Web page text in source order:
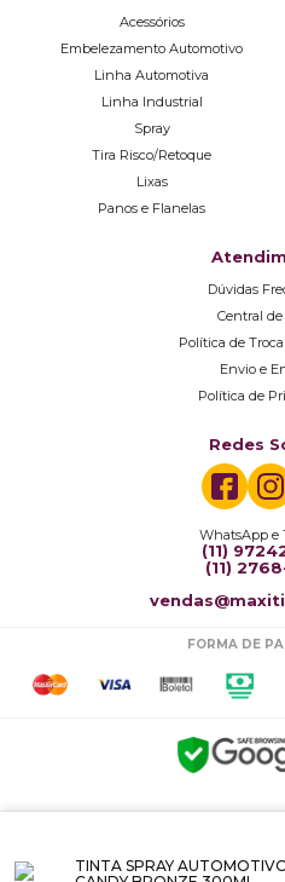
TINTA SPRAY
Acessórios
Embelezamento Automotivo
Linha Automotiva
Linha Industrial
Spray
Tira Risco/Retoque
Lixas
Panos e Flanelas
Dúvidas
Central
Política de
Envio e
Política de
Redes
WhatsApp e
(11)
(11)
FORMA DE
Copyright © 2023-
Maxitintas Comercio de Tintas Ltda CNPJ: